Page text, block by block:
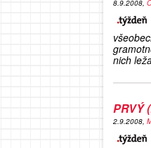
8.9.2008,
nich
PRVÝ
2.9.2008,